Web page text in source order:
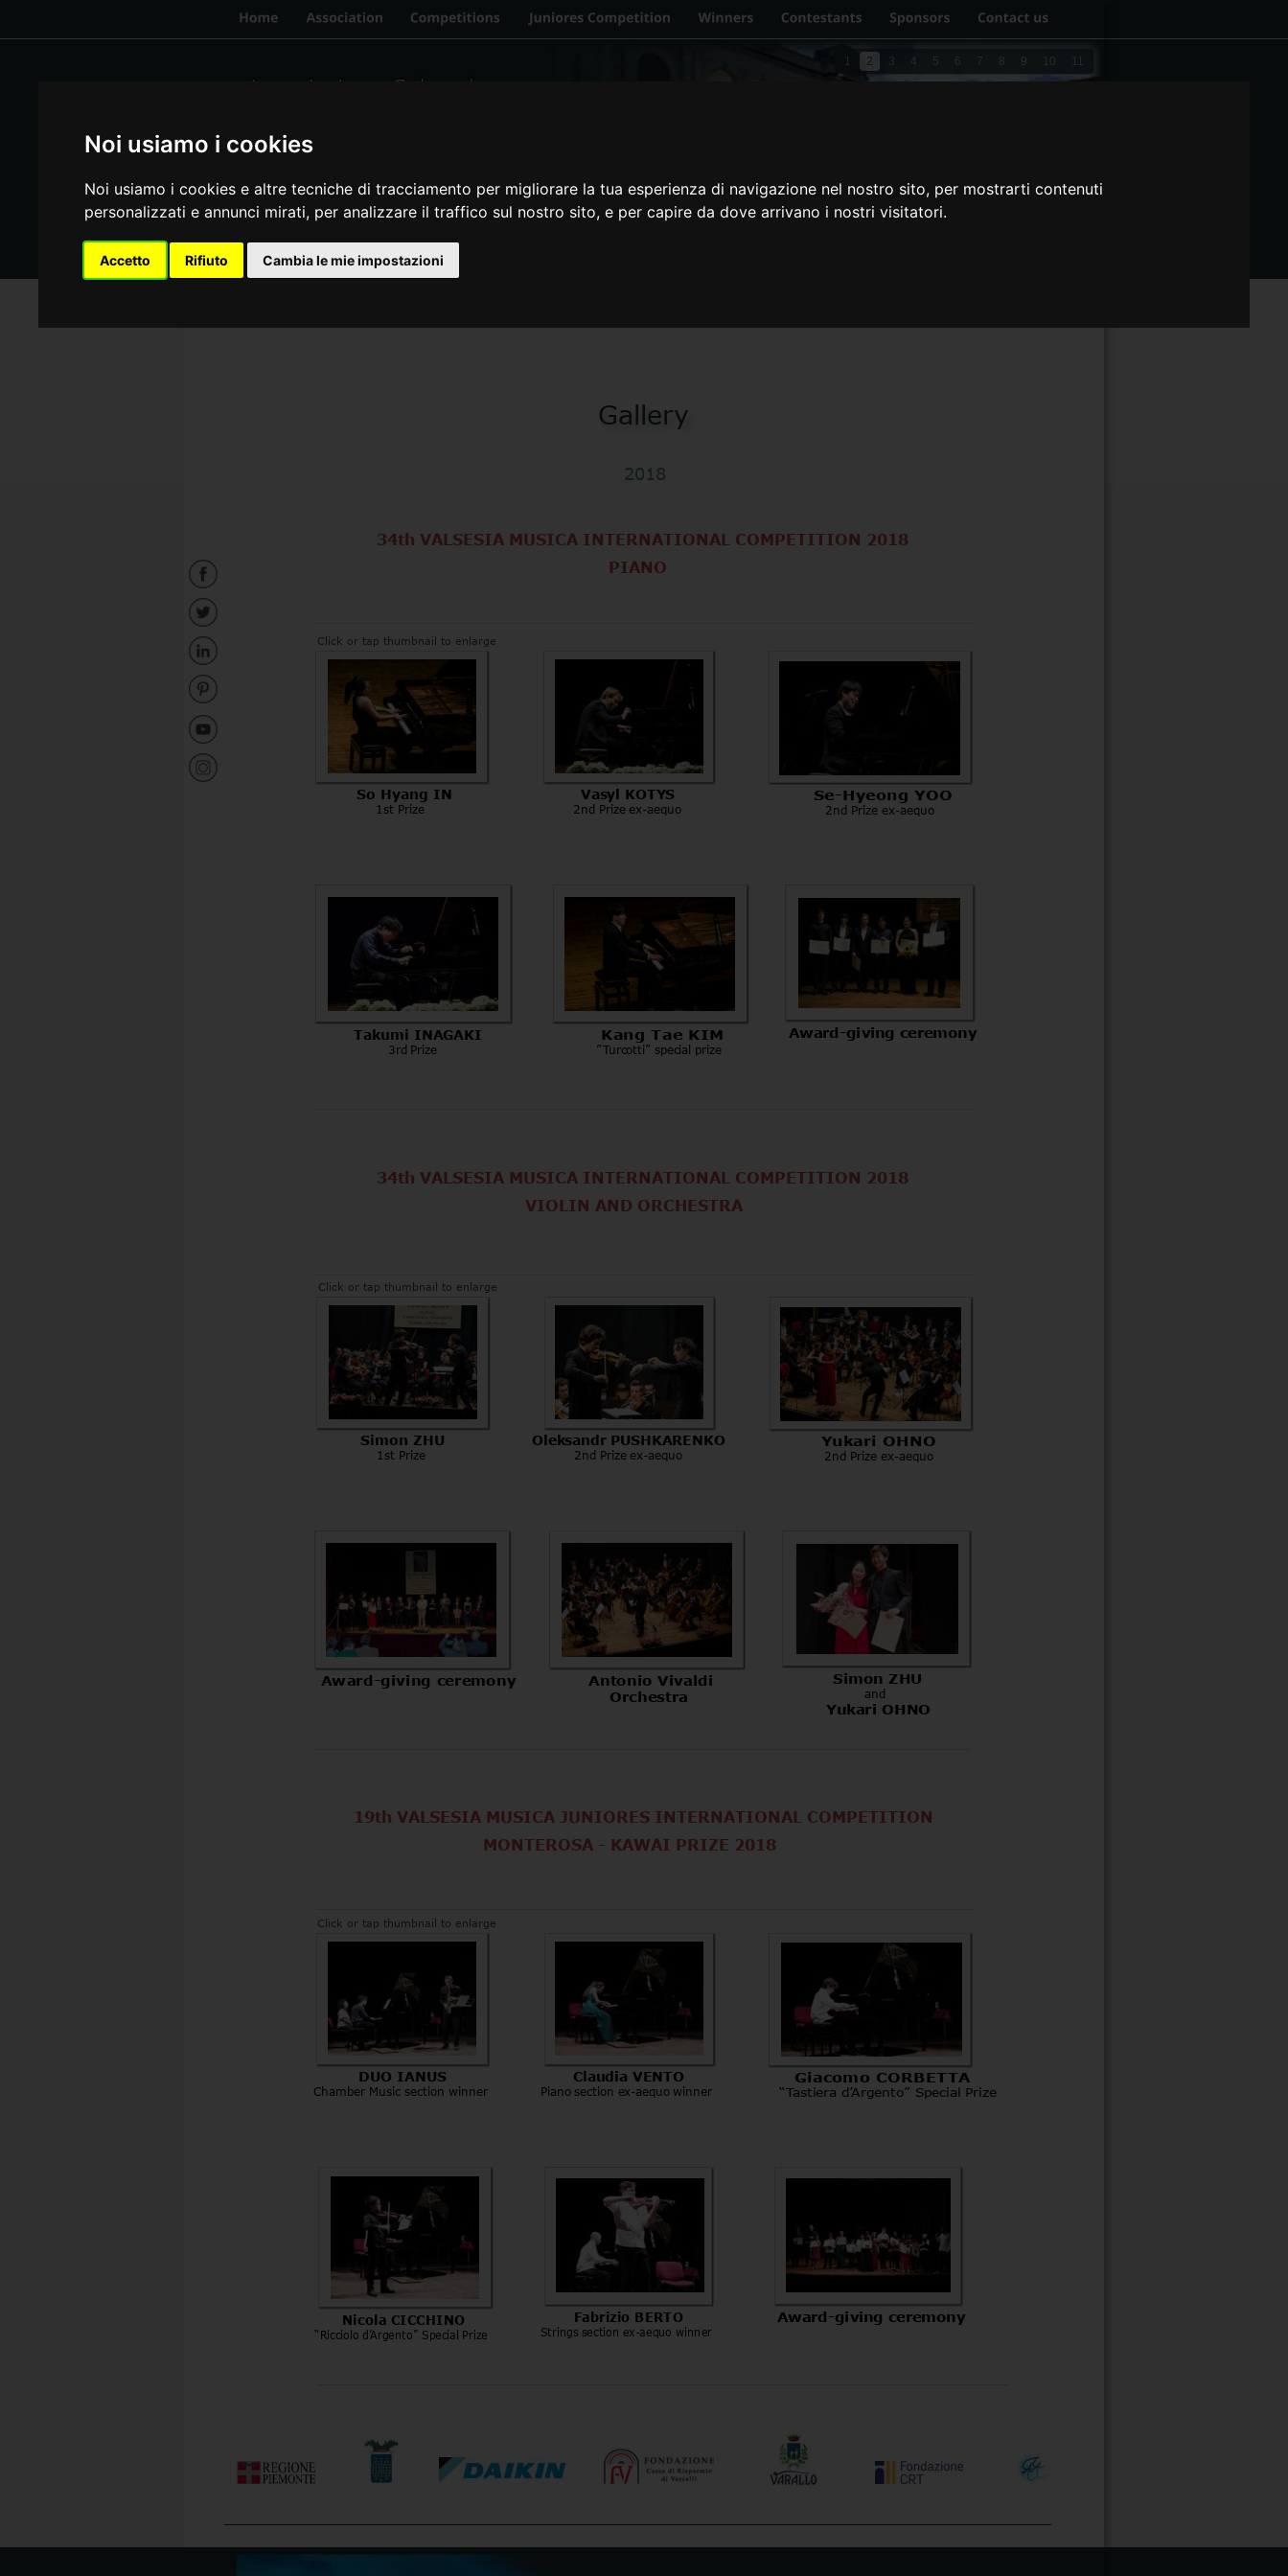
Noi usiamo i cookies
Noi usiamo i cookies e altre tecniche di tracciamento per migliorare la tua esperienza di navigazione nel nostro sito, per mostrarti contenuti
personalizzati e annunci mirati, per analizzare il traffico sul nostro sito, e per capire da dove arrivano i nostri visitatori.
Accetto Rifiuto Cambia le mie impostazioni
Gallery
2018
34th VALSESIA MUSICA INTERNATIONAL COMPETITION 2018
                               VIOLIN AND ORCHESTRA
Simon ZHU
1st Prize
Oleksandr PUSHKARENKO
2nd Prize ex-aequo
Yukari OHNO
     2nd Prize ex-aequo
Simon ZHU
and
Yukari OHNO
Antonio Vivaldi
Orchestra
Award-giving ceremony
Click or tap thumbnail to enlarge
DUO IANUS
Chamber Music section winner
19th VALSESIA MUSICA JUNIORES INTERNATIONAL COMPETITION
                           MONTEROSA - KAWAI PRIZE 2018
Claudia VENTO
Piano section ex-aequo winner
Giacomo CORBETTA
“Tastiera d’Argento” Special Prize
Nicola CICCHINO
“Ricciolo d’Argento” Special Prize
Award-giving ceremony
Fabrizio BERTO
Strings section ex-aequo winner
Click or tap thumbnail to enlarge
34th VALSESIA MUSICA INTERNATIONAL COMPETITION 2018
   PIANO
So Hyang IN
1st Prize
Vasyl KOTYS
2nd Prize ex-aequo
Se-Hyeong YOO
      2nd Prize ex-aequo
Award-giving ceremony
Kang Tae KIM
      ”Turcotti” special prize
  Takumi INAGAKI
3rd Prize
Click or tap thumbnail to enlarge
1 2 3 5 6 7 8 9 10 11